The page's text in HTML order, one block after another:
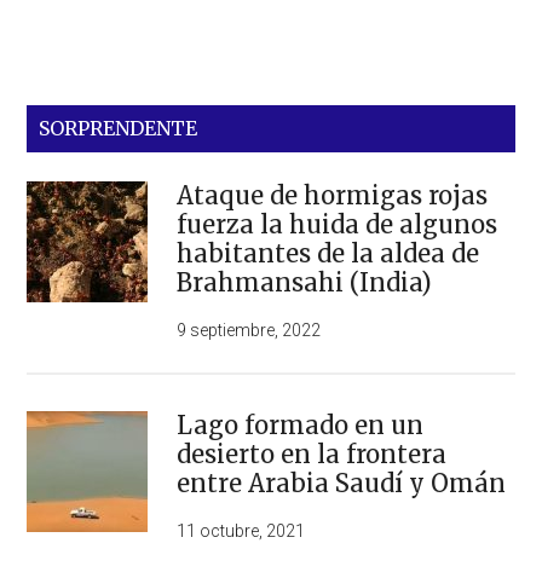
SORPRENDENTE
Ataque de hormigas rojas
fuerza la huida de algunos
habitantes de la aldea de
Brahmansahi (India)
9 septiembre, 2022
Lago formado en un
desierto en la frontera
entre Arabia Saudí y Omán
11 octubre, 2021